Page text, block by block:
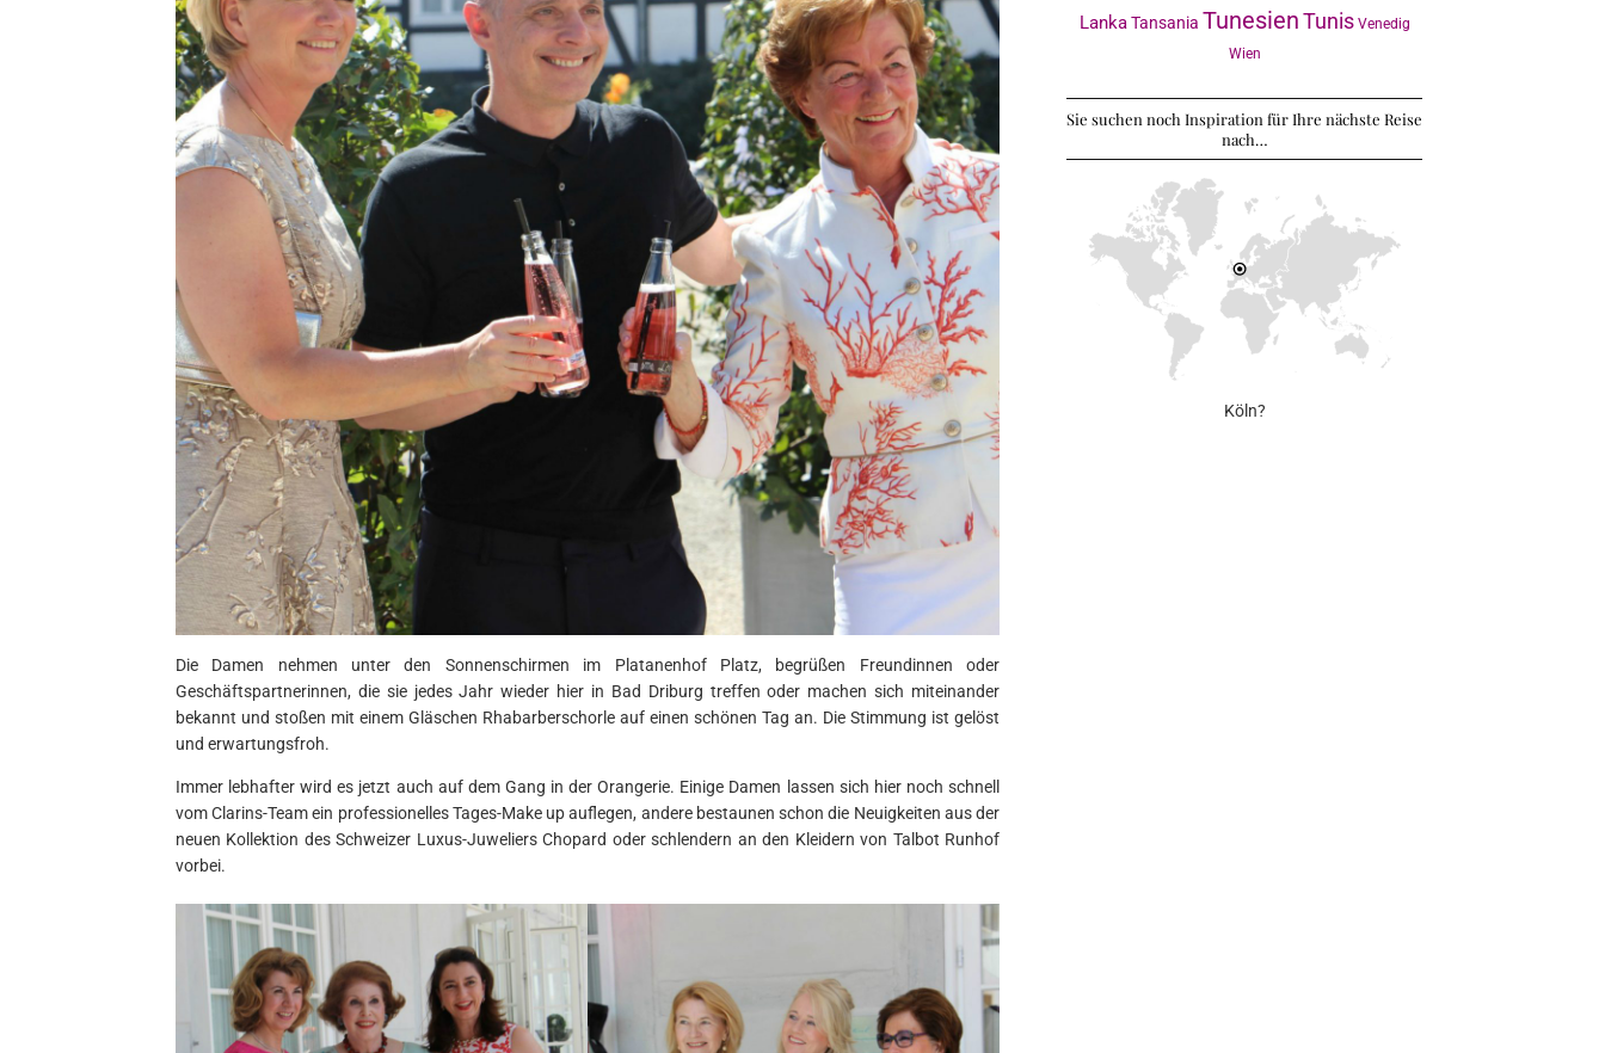
Die Damen nehmen unter den Sonnenschirmen im Platanenhof Platz, begrüßen Freundinnen oder
Geschäftspartnerinnen, die sie jedes Jahr wieder hier in Bad Driburg treffen oder machen sich miteinander
bekannt und stoßen mit einem Gläschen Rhabarberschorle auf einen schönen Tag an. Die Stimmung ist gelöst
und erwartungsfroh.
Immer lebhafter wird es jetzt auch auf dem Gang in der Orangerie. Einige Damen lassen sich hier noch schnell
vom Clarins-Team ein professionelles Tages-Make up auflegen, andere bestaunen schon die Neuigkeiten aus der
neuen Kollektion des Schweizer Luxus-Juweliers Chopard oder schlendern an den Kleidern von Talbot Runhof
vorbei.
Lanka Tansania TunesienTunis Venedig
Wien
Sie suchen noch Inspiration für Ihre nächste Reise
nach…
Köln?